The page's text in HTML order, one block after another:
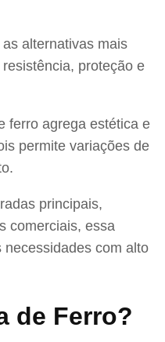
alternativas mais
proteção e
ferro agrega estética e
permite variações de
principais,
comerciais, essa
com alto
de Ferro?